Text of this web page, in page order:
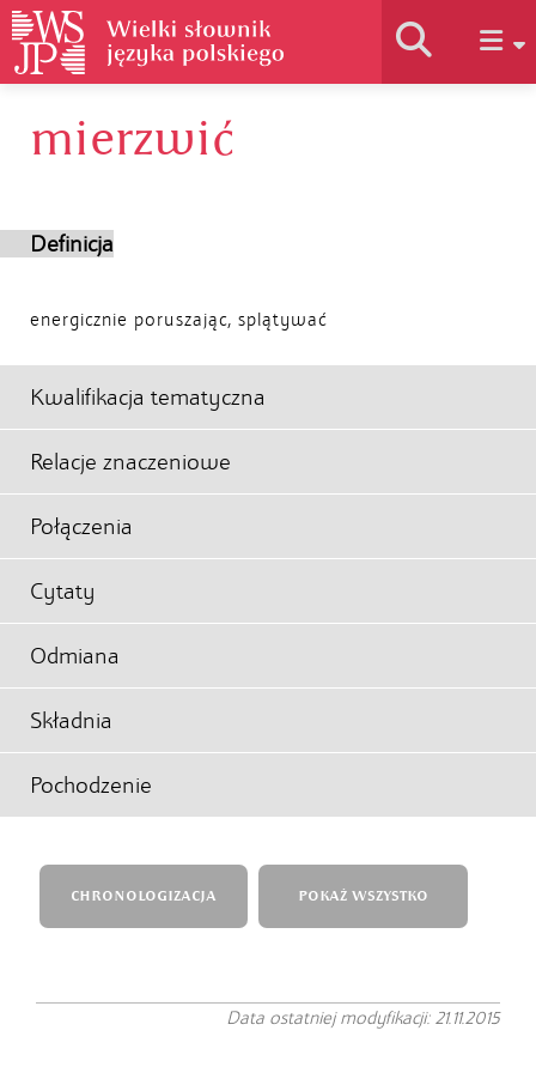
Historia słownika
mierzwić
Definicja
energicznie poruszając, splątywać
Kwalifikacja tematyczna
Relacje znaczeniowe
Połączenia
Cytaty
Odmiana
Składnia
Pochodzenie
CHRONOLOGIZACJA POKAŻ WSZYSTKO
Data ostatniej modyfikacji: 21.11.2015